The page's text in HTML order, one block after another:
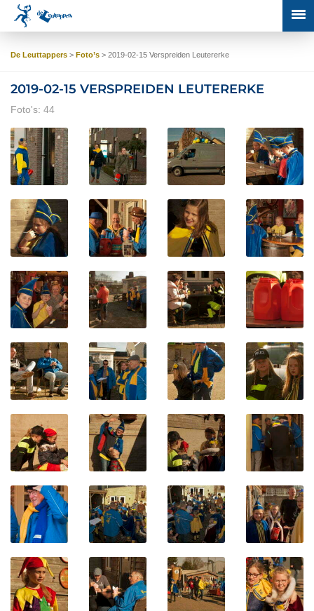
De Leuttappers > Foto’s > 2019-02-15 Verspreiden Leutererke
2019-02-15 VERSPREIDEN LEUTERERKE
Foto's: 44